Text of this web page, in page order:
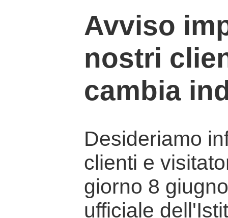
Avviso
nostri
cambia
Desideriamo
clienti e
giorno 8
ufficiale